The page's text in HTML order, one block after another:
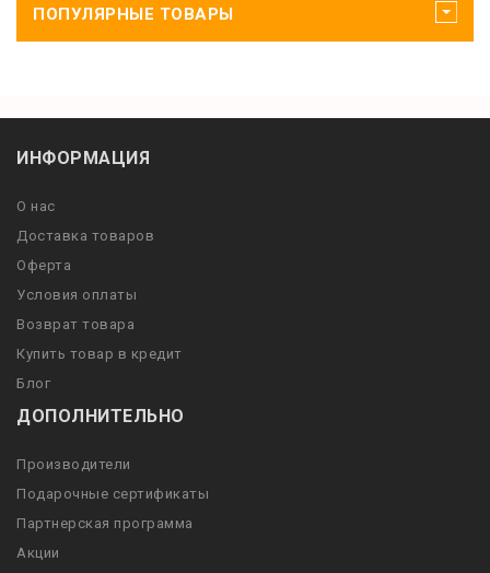
ПОПУЛЯРНЫЕ ТОВАРЫ
ИНФОРМАЦИЯ
О нас
Доставка товаров
Оферта
Условия оплаты
Возврат товара
Купить товар в кредит
Блог
ДОПОЛНИТЕЛЬНО
Производители
Подарочные сертификаты
Партнерская программа
Акции